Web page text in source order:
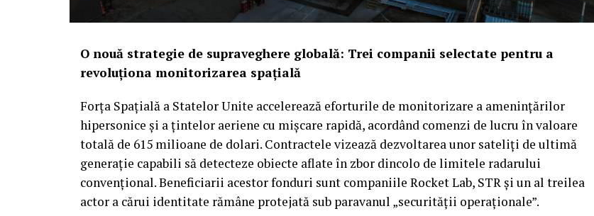
O nouă strategie de supraveghere globală: Trei companii selectate pentru a
revoluționa monitorizarea spațială
Forța Spațială a Statelor Unite accelerează eforturile de monitorizare a amenințărilor
hipersonice și a țintelor aeriene cu mișcare rapidă, acordând comenzi de lucru în valoare
totală de 615 milioane de dolari. Contractele vizează dezvoltarea unor sateliți de ultimă
generație capabili să detecteze obiecte aflate în zbor dincolo de limitele radarului
convențional. Beneficiarii acestor fonduri sunt companiile Rocket Lab, STR și un al treilea
actor a cărui identitate rămâne protejată sub paravanul „securității operaționale”.